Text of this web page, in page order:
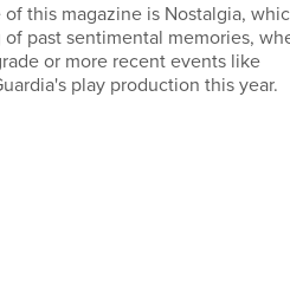
this magazine is Nostalgia,
past sentimental memories,
or more recent events like
play production this year.